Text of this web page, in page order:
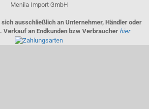
Menila Import GmbH
ausschließlich an Unternehmer, Händler oder
Verkauf an Endkunden bzw Verbraucher hier